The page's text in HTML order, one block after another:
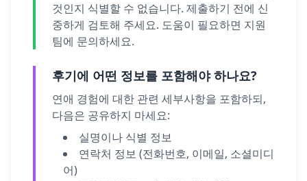
것인지 식별할 수 없습니다. 제출하기 전에 신
중하게 검토해 주세요. 도움이 필요하면 지원
팀에 문의하세요.
후기에 어떤 정보를 포함해야 하나요?
연애 경험에 대한 관련 세부사항을 포함하되,
다음은 공유하지 마세요:
실명이나 식별 정보
연락처 정보 (전화번호, 이메일, 소셜미디
어)